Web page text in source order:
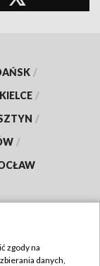
/
KIELCE /
/
/
zgody na
danych,